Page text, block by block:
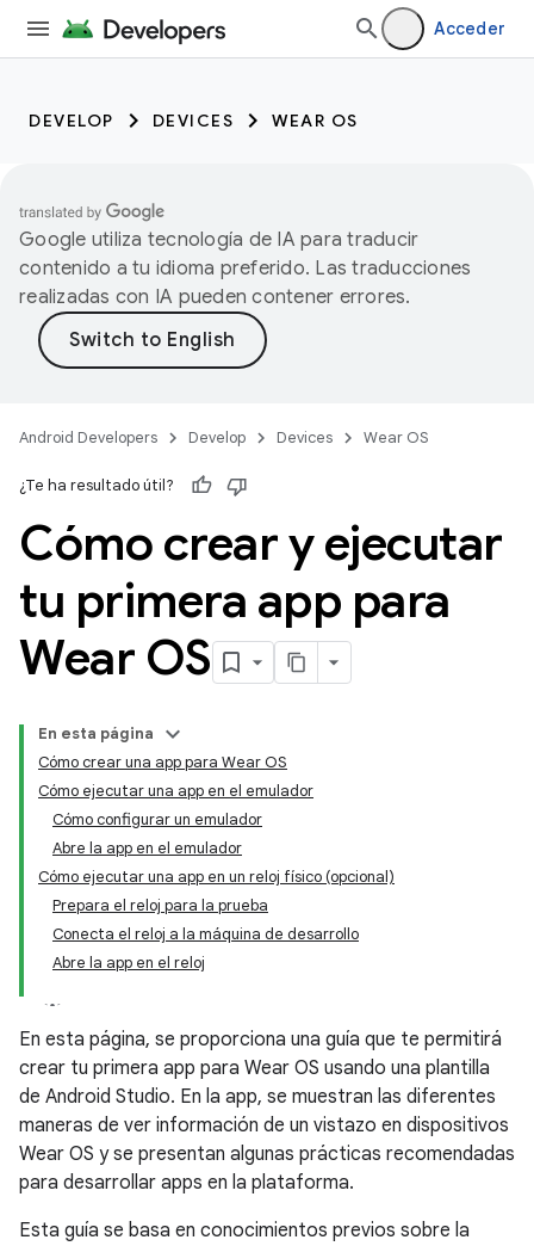
Acceder
DEVELOP DEVICES WEAR OS
Google utiliza tecnología de IA para traducir
contenido a tu idioma preferido. Las traducciones
realizadas con IA pueden contener errores.
Android Developers Develop Devices Wear OS
¿Te ha resultado útil?
Cómo crear y ejecutar
tu primera app para
Wear OS
En esta página
Cómo crear una app para Wear OS
Cómo ejecutar una app en el emulador
Cómo configurar un emulador
Abre la app en el emulador
Cómo ejecutar una app en un reloj físico (opcional)
Prepara el reloj para la prueba
Conecta el reloj a la máquina de desarrollo
Abre la app en el reloj
En esta página, se proporciona una guía que te permitirá
crear tu primera app para Wear OS usando una plantilla
de Android Studio. En la app, se muestran las diferentes
maneras de ver información de un vistazo en dispositivos
Wear OS y se presentan algunas prácticas recomendadas
para desarrollar apps en la plataforma.
Esta guía se basa en conocimientos previos sobre la